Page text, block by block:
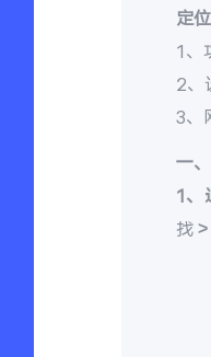
定
1、
2、
3、
一
1、
找